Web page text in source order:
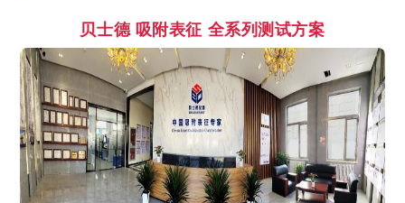
贝士德 吸附表征 全系列测试方案